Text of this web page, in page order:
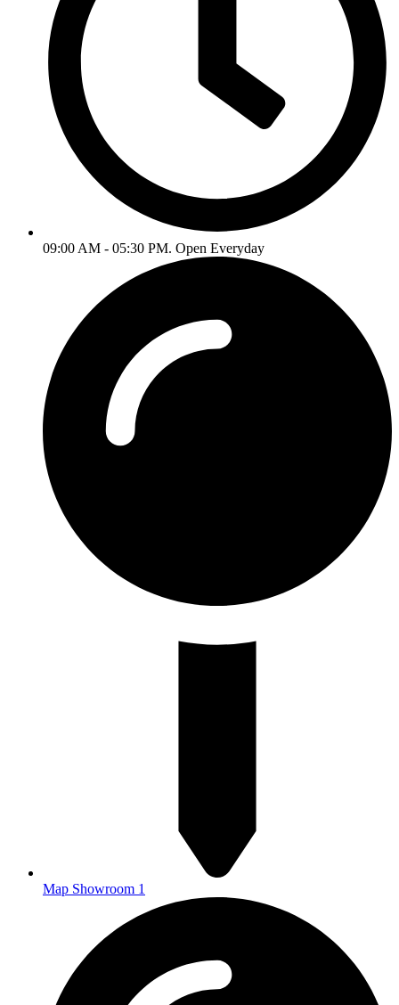
09:00 AM - 05:30 PM. Open Everyday
Map Showroom 1